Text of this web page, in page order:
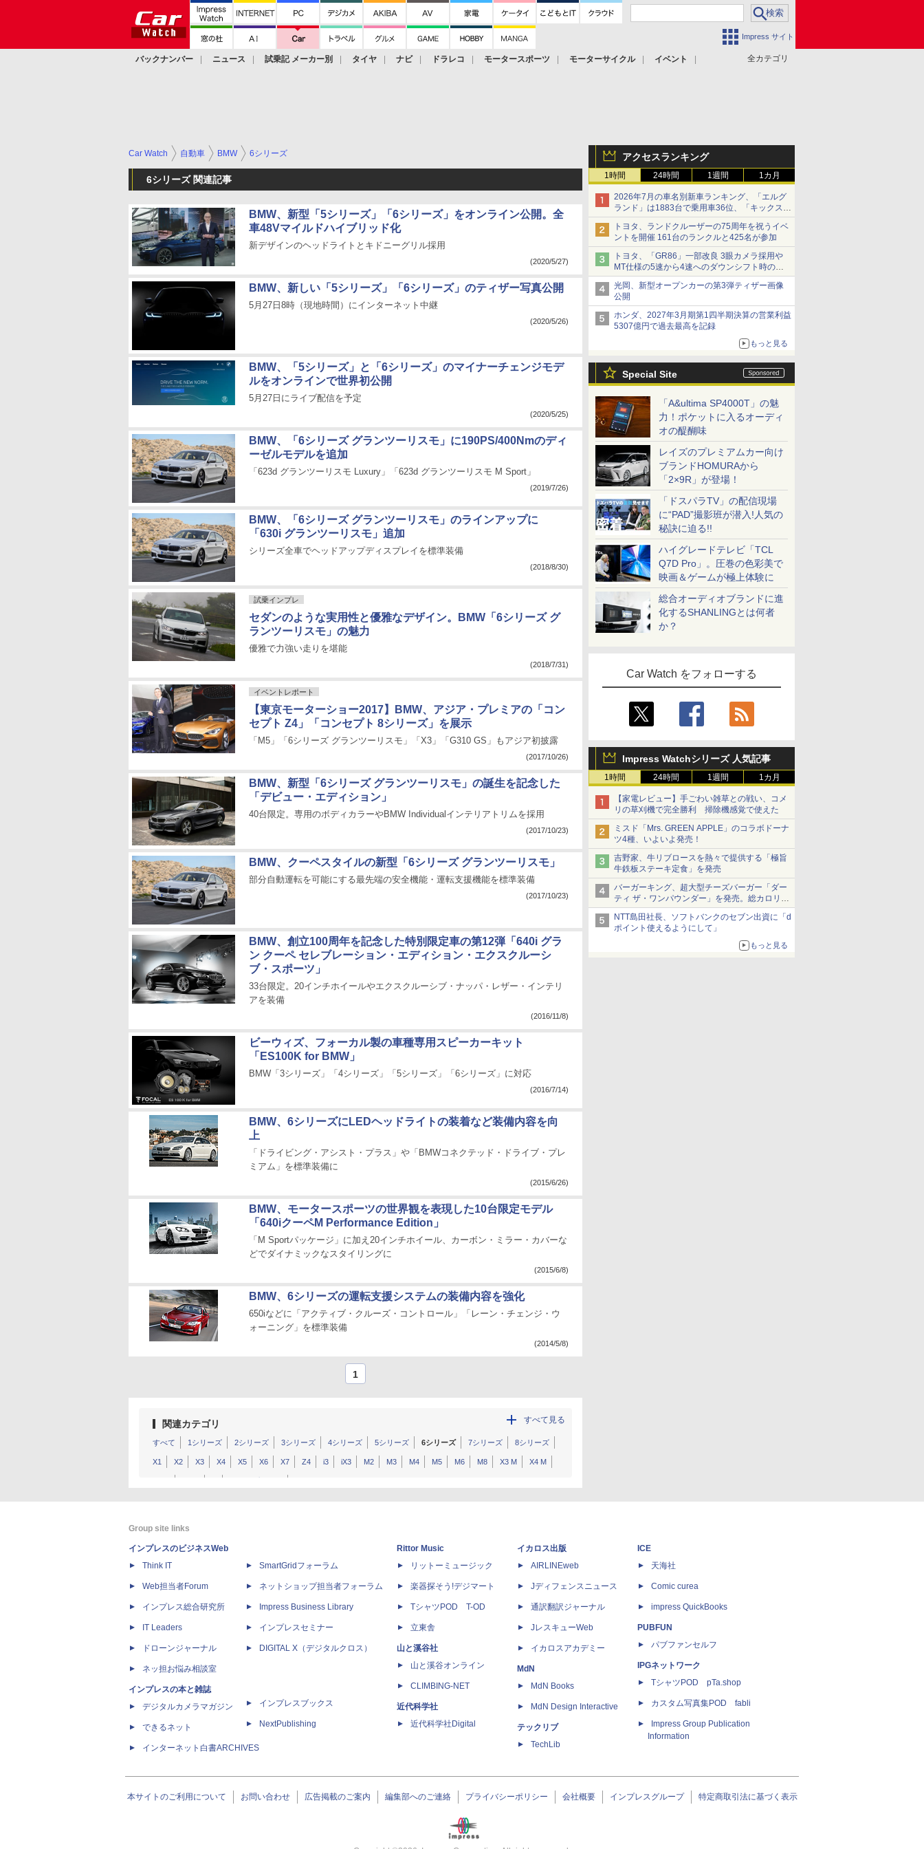
Impress サイト
全カテゴリ
バックナンバー ニュース 試乗記 メーカー別 タイヤ ナビ ドラレコ モータースポーツ モーターサイクル
イベント
アクセスランキング
1時間 24時間 1週間 1カ月
2026年7月の車名別新車ランキング、「エルグ
ランド」は1883台で乗用車36位、「キックス」
は2591台で27位に
トヨタ、ランドクルーザーの75周年を祝うイベ
ントを開催 161台のランクルと425名が参加
トヨタ、「GR86」一部改良 3眼カメラ採用や
MT仕様の5速から4速へのダウンシフト時の操
作性向上など
光岡、新型オープンカーの第3弾ティザー画像
公開
ホンダ、2027年3月期第1四半期決算の営業利益
5307億円で過去最高を記録
もっと見る
Special Site
「A&ultima SP4000T」の魅
力！ポケットに入るオーディ
オの醍醐味
レイズのプレミアムカー向け
ブランドHOMURAから
「2×9R」が登場！
「ドスパラTV」の配信現場
に“PAD”撮影班が潜入!人気の
秘訣に迫る!!
ハイグレードテレビ「TCL
Q7D Pro」。圧巻の色彩美で
映画＆ゲームが極上体験に
総合オーディオブランドに進
化するSHANLINGとは何者
か？
Car Watch をフォローする
Impress Watchシリーズ 人気記事
1時間 24時間 1週間 1カ月
【家電レビュー】手ごわい雑草との戦い、コメ
リの草刈機で完全勝利 掃除機感覚で使えた
ミスド「Mrs. GREEN APPLE」のコラボドーナ
ツ4種、いよいよ発売！
吉野家、牛リブロースを熱々で提供する「極旨
牛鉄板ステーキ定食」を発売
バーガーキング、超大型チーズバーガー「ダー
ティ ザ・ワンパウンダー」を発売。総カロリー
約1656kcal、総重量約527g！
NTT島田社長、ソフトバンクのセブン出資に「d
ポイント使えるようにして」
もっと見る
Car Watch 自動車 BMW 6シリーズ
6シリーズ 関連記事
BMW、新型「5シリーズ」「6シリーズ」をオンライン公開。全
車48Vマイルドハイブリッド化
新デザインのヘッドライトとキドニーグリル採用
(2020/5/27)
BMW、新しい「5シリーズ」「6シリーズ」のティザー写真公開
5月27日8時（現地時間）にインターネット中継
(2020/5/26)
BMW、「5シリーズ」と「6シリーズ」のマイナーチェンジモデ
ルをオンラインで世界初公開
5月27日にライブ配信を予定
(2020/5/25)
BMW、「6シリーズ グランツーリスモ」に190PS/400Nmのディ
ーゼルモデルを追加
「623d グランツーリスモ Luxury」「623d グランツーリスモ M Sport」
(2019/7/26)
BMW、「6シリーズ グランツーリスモ」のラインアップに
「630i グランツーリスモ」追加
シリーズ全車でヘッドアップディスプレイを標準装備
(2018/8/30)
試乗インプレ
セダンのような実用性と優雅なデザイン。BMW「6シリーズ グ
ランツーリスモ」の魅力
優雅で力強い走りを堪能
(2018/7/31)
イベントレポート
【東京モーターショー2017】BMW、アジア・プレミアの「コン
セプト Z4」「コンセプト 8シリーズ」を展示
「M5」「6シリーズ グランツーリスモ」「X3」「G310 GS」もアジア初披露
(2017/10/26)
BMW、新型「6シリーズ グランツーリスモ」の誕生を記念した
「デビュー・エディション」
40台限定。専用のボディカラーやBMW Individualインテリアトリムを採用
(2017/10/23)
BMW、クーペスタイルの新型「6シリーズ グランツーリスモ」
部分自動運転を可能にする最先端の安全機能・運転支援機能を標準装備
(2017/10/23)
BMW、創立100周年を記念した特別限定車の第12弾「640i グラ
ン クーペ セレブレーション・エディション・エクスクルーシ
ブ・スポーツ」
33台限定。20インチホイールやエクスクルーシブ・ナッパ・レザー・インテリ
アを装備
(2016/11/8)
ビーウィズ、フォーカル製の車種専用スピーカーキット
「ES100K for BMW」
BMW「3シリーズ」「4シリーズ」「5シリーズ」「6シリーズ」に対応
(2016/7/14)
BMW、6シリーズにLEDヘッドライトの装着など装備内容を向
上
「ドライビング・アシスト・プラス」や「BMWコネクテッド・ドライブ・プレ
ミアム」を標準装備に
(2015/6/26)
BMW、モータースポーツの世界観を表現した10台限定モデル
「640iクーペM Performance Edition」
「M Sportパッケージ」に加え20インチホイール、カーボン・ミラー・カバーな
どでダイナミックなスタイリングに
(2015/6/8)
BMW、6シリーズの運転支援システムの装備内容を強化
650iなどに「アクティブ・クルーズ・コントロール」「レーン・チェンジ・ウ
ォーニング」を標準装備
(2014/5/8)
1
関連カテゴリ すべて見る
すべて 1シリーズ 2シリーズ 3シリーズ 4シリーズ 5シリーズ 6シリーズ 7シリーズ 8シリーズ
X1 X2 X3 X4 X5 X6 X7 Z4 i3 iX3 M2 M3 M4 M5 M6 M8 X3 M X4 M
Group site links
インプレスのビジネスWeb
Think IT
Web担当者Forum
インプレス総合研究所
IT Leaders
ドローンジャーナル
ネッ担お悩み相談室
インプレスの本と雑誌
デジタルカメラマガジン
できるネット
インターネット白書ARCHIVES
SmartGridフォーラム
ネットショップ担当者フォーラム
Impress Business Library
インプレスセミナー
DIGITAL X（デジタルクロス）
インプレスブックス
NextPublishing
Rittor Music
リットーミュージック
楽器探そう!デジマート
TシャツPOD T-OD
立東舎
山と溪谷社
山と溪谷オンライン
CLIMBING-NET
近代科学社
近代科学社Digital
イカロス出版
AIRLINEweb
Jディフェンスニュース
通訳翻訳ジャーナル
JレスキューWeb
イカロスアカデミー
MdN
MdN Books
MdN Design Interactive
テックリブ
TechLib
ICE
天海社
Comic curea
impress QuickBooks
PUBFUN
パブファンセルフ
IPGネットワーク
TシャツPOD pTa.shop
カスタム写真集POD fabli
Impress Group Publication
Information
本サイトのご利用について お問い合わせ 広告掲載のご案内 編集部へのご連絡 プライバシーポリシー 会社概要 インプレスグループ 特定商取引法に基づく表示